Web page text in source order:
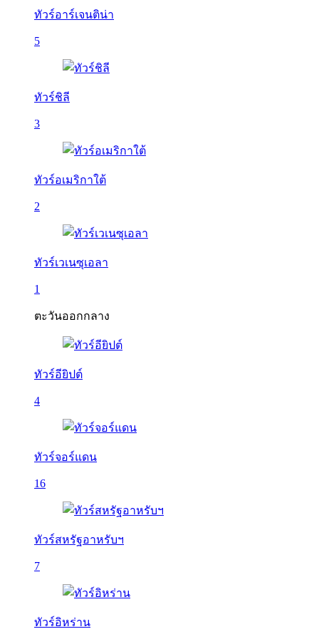
ทัวร์อาร์เจนติน่า
5
ทัวร์ชิลี
3
ทัวร์อเมริกาใต้
2
ทัวร์เวเนซุเอลา
1
ตะวันออกกลาง
ทัวร์อียิปต์
4
ทัวร์จอร์แดน
16
ทัวร์สหรัฐอาหรับฯ
7
ทัวร์อิหร่าน